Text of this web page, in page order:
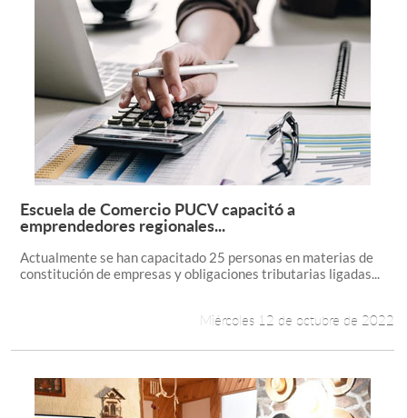
Leer más +
Escuela de Comercio PUCV capacitó a
emprendedores regionales...
Actualmente se han capacitado 25 personas en materias de
constitución de empresas y obligaciones tributarias ligadas...
Miércoles 12 de octubre de 2022